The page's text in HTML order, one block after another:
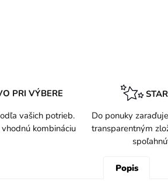
PRI VÝBERE
vašich potrieb.
kombináciu
Do ponuky
transparentným
Popis